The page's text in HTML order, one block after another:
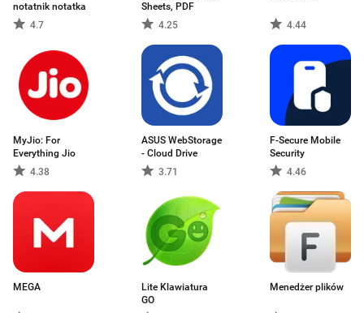
notatnik notatka
4.7
Sheets, PDF
4.25
4.44
MyJio: For
Everything Jio
4.38
ASUS WebStorage
- Cloud Drive
3.71
F-Secure Mobile
Security
4.46
MEGA
Lite Klawiatura
GO
Menedżer plików